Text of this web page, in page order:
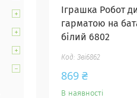
Іграшка Робот
гарматою на
білий 6802
Зві6862
869 ₴
В наявності